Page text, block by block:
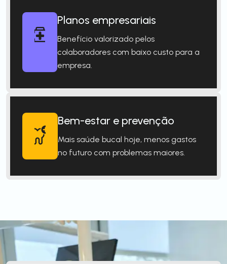
Planos empresariais
Benefício valorizado pelos
colaboradores com baixo custo para a
empresa.
Bem-estar e prevenção
Mais saúde bucal hoje, menos gastos
no futuro com problemas maiores.